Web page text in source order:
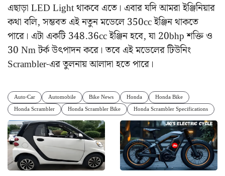
এছাড়া LED Light থাকবে এতে। এবার যদি আমরা ইঞ্জিনিয়ার
কথা বলি, সম্ভবত এই নতুন মডেলে 350cc ইঞ্জিন থাকতে
পারে। এটা একটি 348.36cc ইঞ্জিন হবে, যা 20bhp শক্তি ও
30 Nm টর্ক উৎপাদন করে। তবে এই মডেলের টিউনিং
Scrambler-এর তুলনায় আলাদা হতে পারে।
Auto-Car Automobile Bike News Honda
Honda Bike
Honda Scrambler
Honda Scrambler Bike Honda Scrambler Specifications